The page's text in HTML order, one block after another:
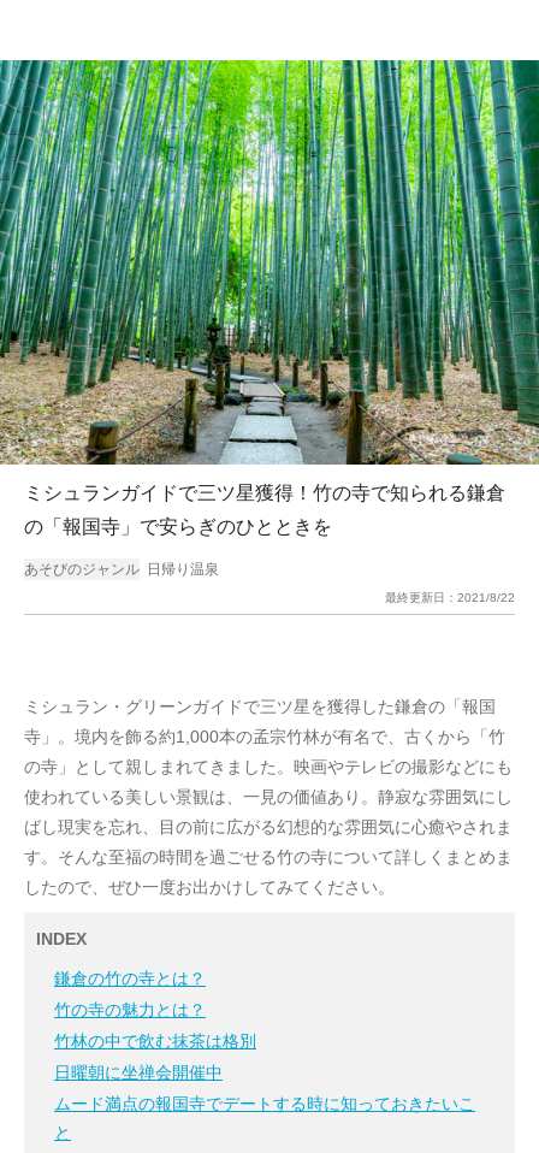
ミシュランガイドで三ツ星獲得！竹の寺で知られる鎌倉
の「報国寺」で安らぎのひとときを
あそびのジャンル 日帰り温泉
最終更新日： 2021/8/22
ミシュラン・グリーンガイドで三ツ星を獲得した鎌倉の「報国
寺」。境内を飾る約1,000本の孟宗竹林が有名で、古くから「竹
の寺」として親しまれてきました。映画やテレビの撮影などにも
使われている美しい景観は、一見の価値あり。静寂な雰囲気にし
ばし現実を忘れ、目の前に広がる幻想的な雰囲気に心癒やされま
す。そんな至福の時間を過ごせる竹の寺について詳しくまとめま
したので、ぜひ一度お出かけしてみてください。
INDEX
鎌倉の竹の寺とは？
竹の寺の魅力とは？
竹林の中で飲む抹茶は格別
日曜朝に坐禅会開催中
ムード満点の報国寺でデートする時に知っておきたいこ
と